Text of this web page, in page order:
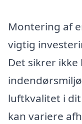
Montering af
vigtig
Det sikrer
luftkvalitet i
kan variere